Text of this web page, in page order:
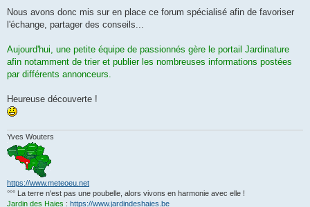
Nous avons donc mis sur en place ce forum spécialisé afin de favoriser
l'échange, partager des conseils...
Aujourd'hui, une petite équipe de passionnés gère le portail Jardinature
afin notamment de trier et publier les nombreuses informations postées
par différents annonceurs.
Heureuse découverte !
Yves Wouters
https://www.meteoeu.net
°°° La terre n'est pas une poubelle, alors vivons en harmonie avec elle !
Jardin des Haies : https://www.jardindeshaies.be